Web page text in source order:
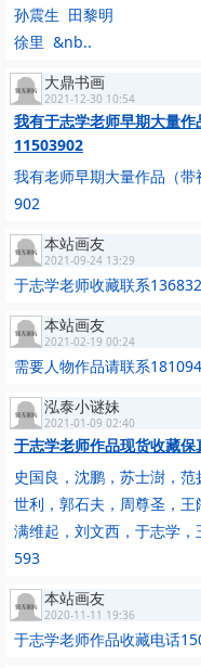
孙震生 田黎明
徐里 &nb..
大鼎书画
2021-12-30 10:54
我有于志学老师早期大量
11503902
我有老师早期大量作品（
902
本站画友
2021-09-24 13:29
于志学老师收藏联系
本站画友
2021-02-19 00:24
需要人物作品请联系
泓泰小谜妹
2021-01-09 02:40
于志学老师作品现货收藏
史国良，沈鹏，苏士澍，
世利，郭石夫，周尊圣，王
满维起，刘文西，于志学
593
本站画友
2020-11-11 19:36
于志学老师作品收藏电话